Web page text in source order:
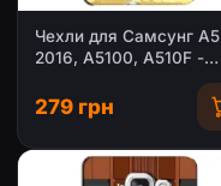
Чехли для Самсунг A5
2016, A5100, A510F -
(PREMIUMPrint)
279 грн